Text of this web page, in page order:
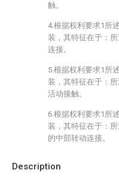
Description
触。
4.根据权利要求1所
装，其特征在于：
连接。
5.根据权利要求1所
装，其特征在于：
活动接触。
6.根据权利要求1所
装，其特征在于：
的中部转动连接。